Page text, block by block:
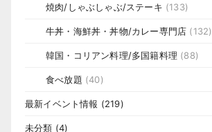
焼肉/しゃぶしゃぶ/ステーキ (133)
牛丼・海鮮丼・丼物/カレー専門店 (132)
韓国・コリアン料理/多国籍料理 (88)
食べ放題 (40)
最新イベント情報 (219)
未分類 (4)